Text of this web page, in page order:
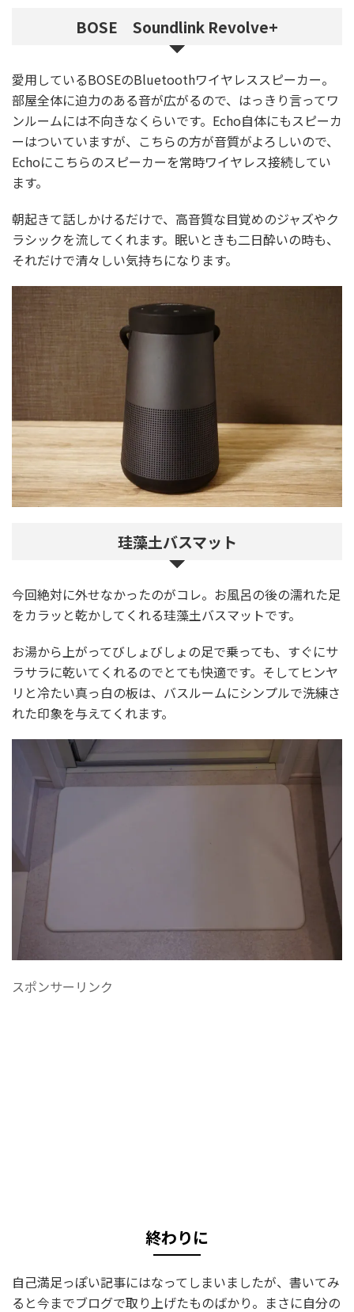
BOSE Soundlink Revolve+
愛用しているBOSEのBluetoothワイヤレススピーカー。
部屋全体に迫力のある音が広がるので、はっきり言ってワ
ンルームには不向きなくらいです。Echo自体にもスピーカ
ーはついていますが、こちらの方が音質がよろしいので、
Echoにこちらのスピーカーを常時ワイヤレス接続してい
ます。
朝起きて話しかけるだけで、高音質な目覚めのジャズやク
ラシックを流してくれます。眠いときも二日酔いの時も、
それだけで清々しい気持ちになります。
珪藻土バスマット
今回絶対に外せなかったのがコレ。お風呂の後の濡れた足
をカラッと乾かしてくれる珪藻土バスマットです。
お湯から上がってびしょびしょの足で乗っても、すぐにサ
ラサラに乾いてくれるのでとても快適です。そしてヒンヤ
リと冷たい真っ白の板は、バスルームにシンプルで洗練さ
れた印象を与えてくれます。
スポンサーリンク
終わりに
自己満足っぽい記事にはなってしまいましたが、書いてみ
ると今までブログで取り上げたものばかり。まさに自分の